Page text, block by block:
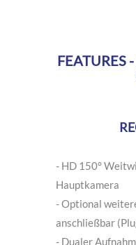
FEATURES
- HD 150°
Hauptkamera
- Optional
anschließbar